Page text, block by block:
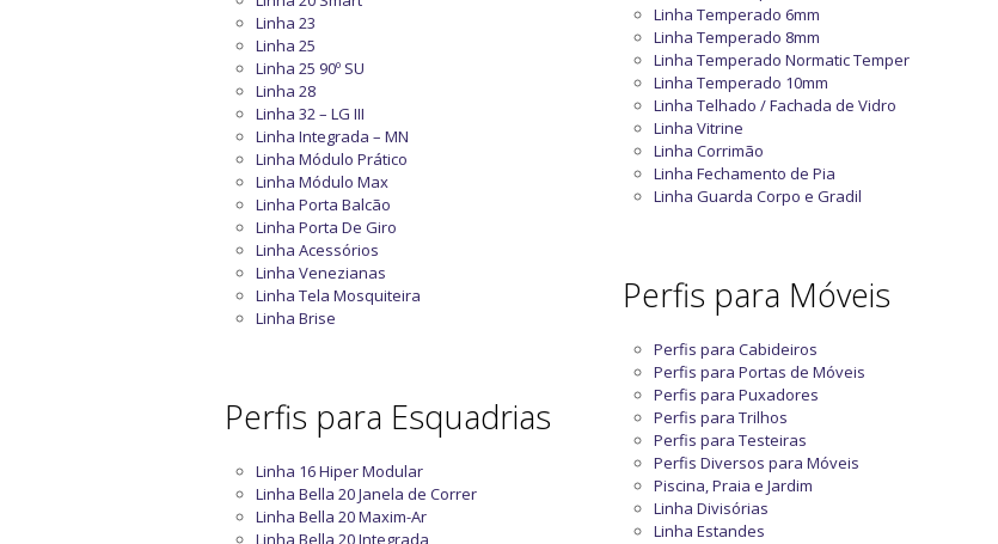
Linha 23
Linha 25
Linha 25 90º SU
Linha 28
Linha 32 – LG III
Linha Integrada – MN
Linha Módulo Prático
Linha Módulo Max
Linha Porta Balcão
Linha Porta De Giro
Linha Acessórios
Linha Venezianas
Linha Tela Mosquiteira
Linha Brise
Perfis para Esquadrias
Linha 16 Hiper Modular
Linha Bella 20 Janela de Correr
Linha Bella 20 Maxim-Ar
Linha Bella 20 Integrada
Linha Temperado 6mm
Linha Temperado 8mm
Linha Temperado Normatic Temper
Linha Temperado 10mm
Linha Telhado / Fachada de Vidro
Linha Vitrine
Linha Corrimão
Linha Fechamento de Pia
Linha Guarda Corpo e Gradil
Perfis para Móveis
Perfis para Cabideiros
Perfis para Portas de Móveis
Perfis para Puxadores
Perfis para Trilhos
Perfis para Testeiras
Perfis Diversos para Móveis
Piscina, Praia e Jardim
Linha Divisórias
Linha Estandes